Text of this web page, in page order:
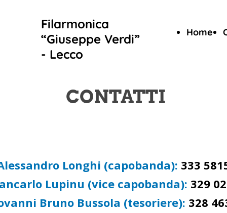
Filarmonica
“Giuseppe Verdi”
- Lecco
Home
CONTATTI
Longhi (capobanda): 333
Lupinu (vice capobanda): 329
Bruno Bussola (tesoriere): 328